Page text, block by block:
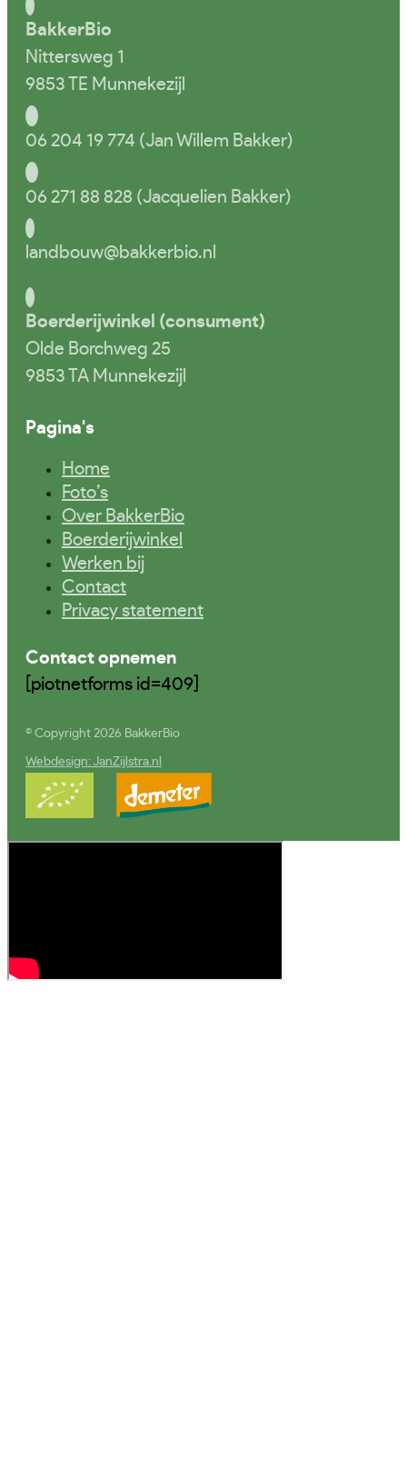
BakkerBio
Nittersweg 1
9853 TE Munnekezijl
06 204 19 774 (Jan Willem Bakker)
06 271 88 828 (Jacquelien Bakker)
landbouw@bakkerbio.nl
Boerderijwinkel (consument)
Olde Borchweg 25
9853 TA Munnekezijl
Pagina's
Home
Foto’s
Over BakkerBio
Boerderijwinkel
Werken bij
Contact
Privacy statement
Contact opnemen
[piotnetforms id=409]
© Copyright 2026 BakkerBio
Webdesign: JanZijlstra.nl